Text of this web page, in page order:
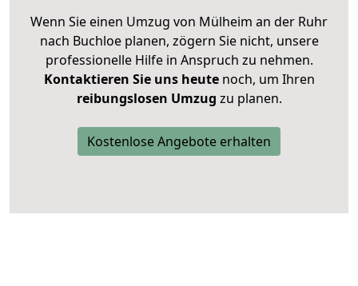
Wenn Sie einen Umzug von Mülheim an der Ruhr
nach Buchloe planen, zögern Sie nicht, unsere
professionelle Hilfe in Anspruch zu nehmen.
Kontaktieren Sie uns heutenoch, um Ihren
reibungslosen Umzug zu planen.
Kostenlose Angebote erhalten